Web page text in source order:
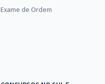
Exame de Ordem